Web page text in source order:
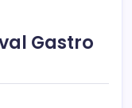
Gastro